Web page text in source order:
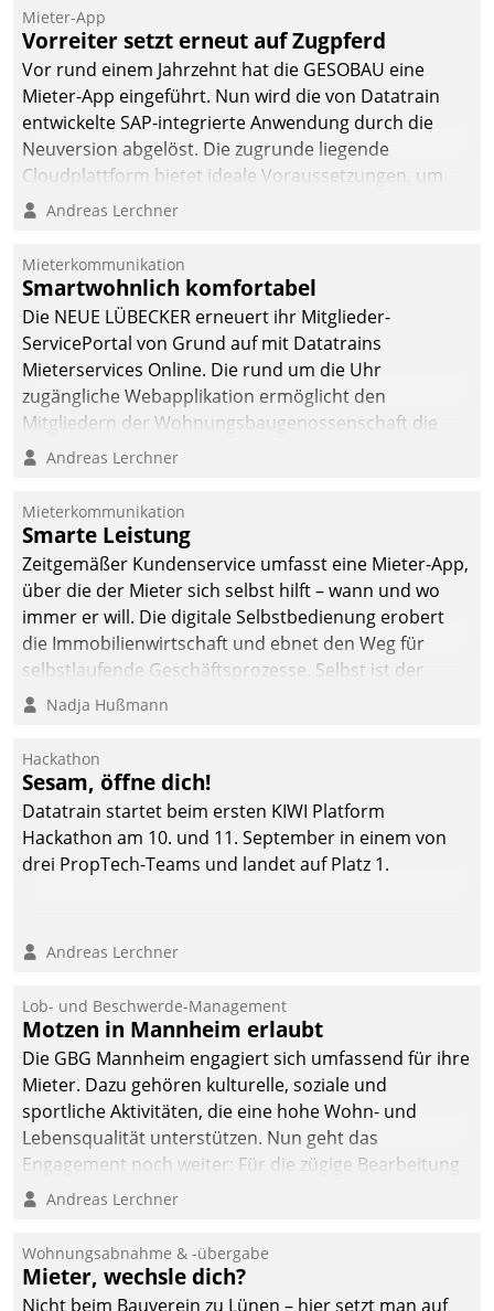
dafür ein Team
bestehend aus
Wohnungsunternehmen
und PropTech.
Mieter-App
Vorreiter setzt erneut auf Zugpferd
Vor rund einem Jahrzehnt hat die GESOBAU eine
Mieter-App eingeführt. Nun wird die von Datatrain
entwickelte SAP-integrierte Anwendung durch die
Neuversion abgelöst. Die zugrunde liegende
Cloudplattform bietet ideale Voraussetzungen, um
die Funktionalität der App zu erweitern und weitere
integrieren.
Andreas Lerchner
Mieterkommunikation
Smartwohnlich komfortabel
Die NEUE LÜBECKER erneuert ihr Mitglieder-
ServicePortal von Grund auf mit Datatrains
Mieterservices Online. Die rund um die Uhr
zugängliche Webapplikation ermöglicht den
Mitgliedern der Wohnungs­bau­genossenschaft die
Kontaktaufnahme per Smartphone, Tablet oder PC.
Andreas Lerchner
Mieterkommunikation
Smarte Leistung
Zeitgemäßer Kundenservice umfasst eine Mieter-App,
über die der Mieter sich selbst hilft – wann und wo
immer er will. Die digitale Selbstbedienung erobert
die Immobilienwirtschaft und ebnet den Weg für
selbstlaufende Geschäftsprozesse. Selbst ist der
Kunde und smart der Serviceanbieter.
Nadja Hußmann
Hackathon
Sesam, öffne dich!
Datatrain startet beim ersten KIWI Platform
Hackathon am 10. und 11. September in einem von
drei PropTech-Teams und landet auf Platz 1.
Andreas Lerchner
Lob- und Beschwerde-Management
Motzen in Mannheim erlaubt
Die GBG Mannheim engagiert sich umfassend für ihre
Mieter. Dazu gehören kulturelle, soziale und
sportliche Aktivitäten, die eine hohe Wohn- und
Lebensqualität unterstützen. Nun geht das
Engagement noch weiter: Für die zügige Bearbeitung
von Beschwerden – oder Lob – richtet das
und Beschwerde-Management einen eigenen Kanal
ein.
Andreas Lerchner
Wohnungsabnahme & -übergabe
Mieter, wechsle dich?
Nicht beim Bauverein zu Lünen – hier setzt man auf